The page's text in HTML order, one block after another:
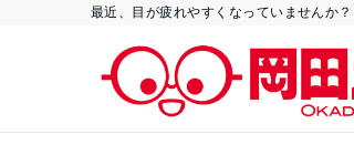
最近、目が疲れやすくなっていませんか